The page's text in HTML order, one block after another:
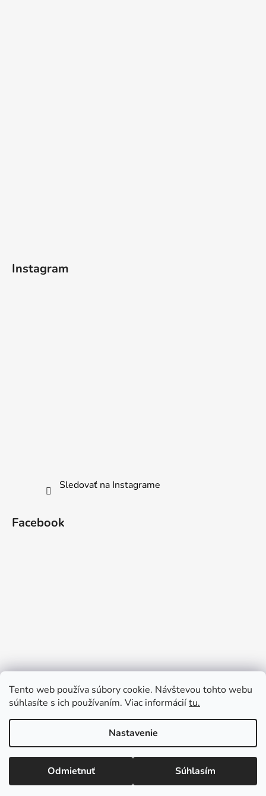
Tento web používa súbory cookie. Návštevou tohto webu
súhlasíte s ich používaním. Viac informáciítu.
Nastavenie
Odmietnuť Súhlasím
Instagram
Sledovať na Instagrame
Facebook
Vytvoril Shoptet
Copyright 2026BEAUshop.sk
. Všetky práva vyhradené.
Upraviť nastavenie cookies